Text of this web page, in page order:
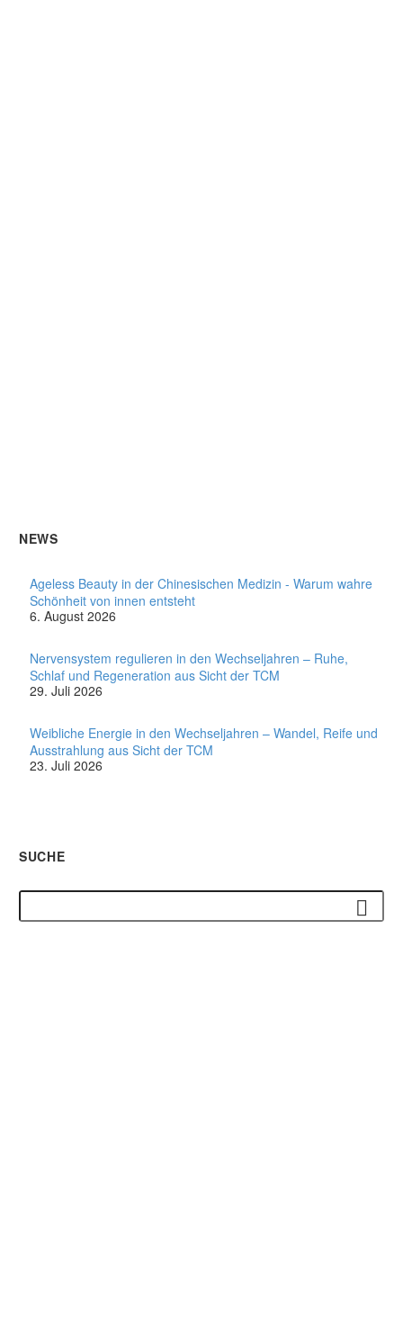
NEWS
Ageless Beauty in der Chinesischen Medizin - Warum wahre
Schönheit von innen entsteht
6. August 2026
Nervensystem regulieren in den Wechseljahren – Ruhe,
Schlaf und Regeneration aus Sicht der TCM
29. Juli 2026
Weibliche Energie in den Wechseljahren – Wandel, Reife und
Ausstrahlung aus Sicht der TCM
23. Juli 2026
SUCHE